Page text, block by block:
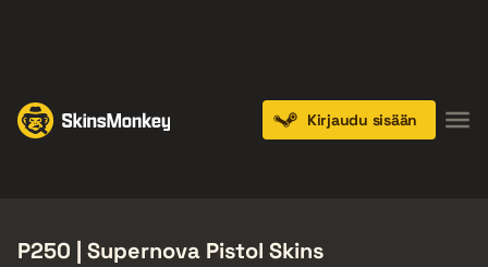
Kirjaudu sisään
P250 | Supernova Pistol Skins